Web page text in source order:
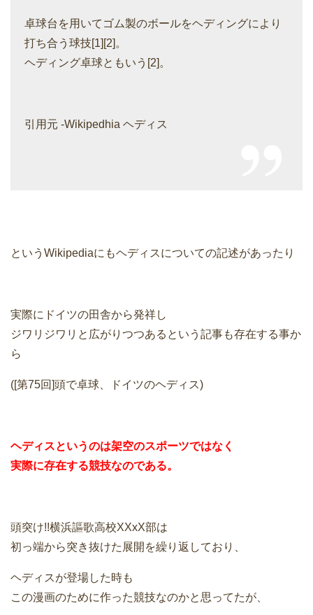
卓球台を用いてゴム製のボールをヘディングにより
打ち合う球技[1][2]。
ヘディング卓球ともいう[2]。
引用元 -Wikipedhia ヘディス
というWikipediaにもヘディスについての記述があったり
実際にドイツの田舎から発祥し
ジワリジワリと広がりつつあるという記事も存在する事か
ら
([第75回]頭で卓球、ドイツのヘディス)
ヘディスというのは架空のスポーツではなく
実際に存在する競技なのである。
頭突け!!横浜謳歌高校XXxX部は
初っ端から突き抜けた展開を繰り返しており、
ヘディスが登場した時も
この漫画のために作った競技なのかと思ってたが、